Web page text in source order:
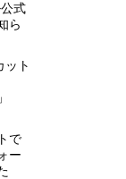
式
ら
ット
で
ー